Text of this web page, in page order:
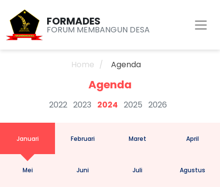
FORMADES
FORUM MEMBANGUN DESA
Home Agenda
Agenda
2022 2023 2024 2025 2026
Januari Februari Maret April
Mei Juni Juli Agustus